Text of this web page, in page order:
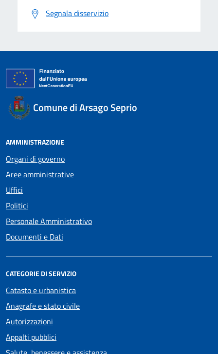
Segnala disservizio
Comune di Arsago Seprio
AMMINISTRAZIONE
Organi di governo
Aree amministrative
Uffici
Politici
Personale Amministrativo
Documenti e Dati
CATEGORIE DI SERVIZIO
Catasto e urbanistica
Anagrafe e stato civile
Autorizzazioni
Appalti pubblici